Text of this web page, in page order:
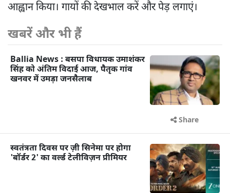
आह्वान किया। गायों की देखभाल करें और पेड़ लगाएं।
खबरें और भी हैं
Ballia News : बसपा विधायक उमाशंकर
सिंह को अंतिम विदाई आज, पैतृक गांव
खनवर में उमड़ा जनसैलाब
Share
स्वतंत्रता दिवस पर ज़ी सिनेमा पर होगा
'बॉर्डर 2' का वर्ल्ड टेलीविज़न प्रीमियर